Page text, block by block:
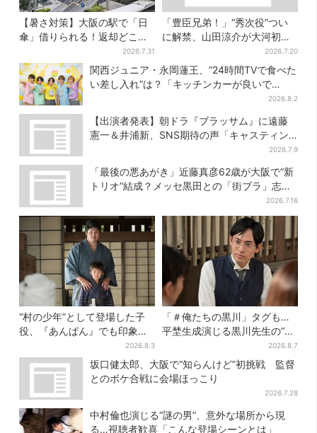
【暑さ対策】大阪の駅で「日
傘」借りられる！返却どこで
もOK、熱中症対策にシェアサ
ービス拡大
2026.7.31
「豊臣兄弟！」“秀次役”つい
に解禁、山田涼介が大河初出
演「まさかの」「楽しみすぎ
る」
2026.7.20
関西ジュニア・永岡蓮王、“24時間TVで食べた
い差し入れ”は？「キッチンカーが良いで
2026.8.2
【出演者発表】朝ドラ『ブラッサム』に遠藤
憲一＆井浦新、SNS期待の声「キャスティン
2026.7.9
「最後の悪あがき」近藤真彦62歳が大阪で“新
トリオ”結成？メッセ黒田との「街ブラ」志願
2026.7.16
“村の少年”として登場した子
役、『あんぱん』でも印象的
だった…視聴者驚き「どうり
で演技上手だと」
2026.8.3
「＃俺たちの黒川」タグも…
平埜生成演じる黒川先生の“退
場”にSNS悲鳴「もっと見たか
った」
2026.8.7
坂口健太郎、大阪で“知らんけど”初挑戦 監督
とのボケ合戦に会場ほっこり
2026.7.28
中村倫也演じる“謎の男”、意外な場所から現
る…視聴者歓喜「こんな登場シーンとは」